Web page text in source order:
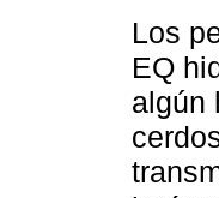
Los
EQ
algún